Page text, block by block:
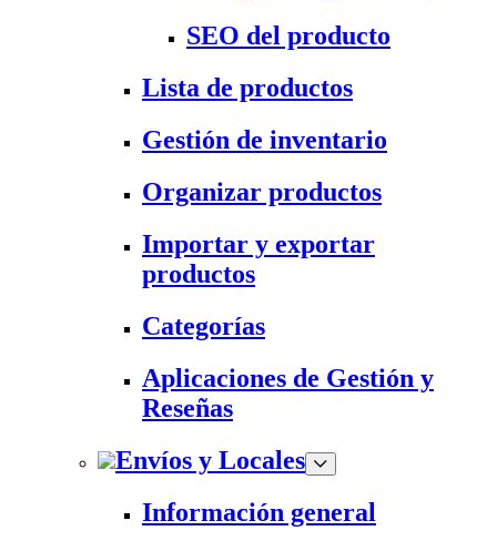
SEO del producto
Lista de productos
Gestión de inventario
Organizar productos
Importar y exportar
productos
Categorías
Aplicaciones de Gestión y
Reseñas
Envíos y Locales
Información general